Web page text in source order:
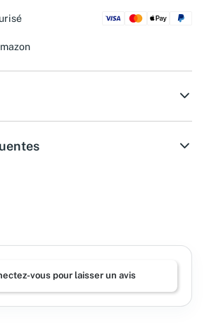
vous pour laisser un avis